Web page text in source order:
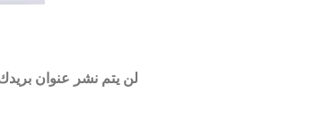
لن يتم نشر عنوان بريدك